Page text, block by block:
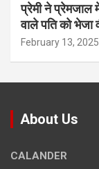
प्रेमी ने प्रेमजाल
वाले पत‍ि को भेजा
February 13, 2025
About Us
CALANDER